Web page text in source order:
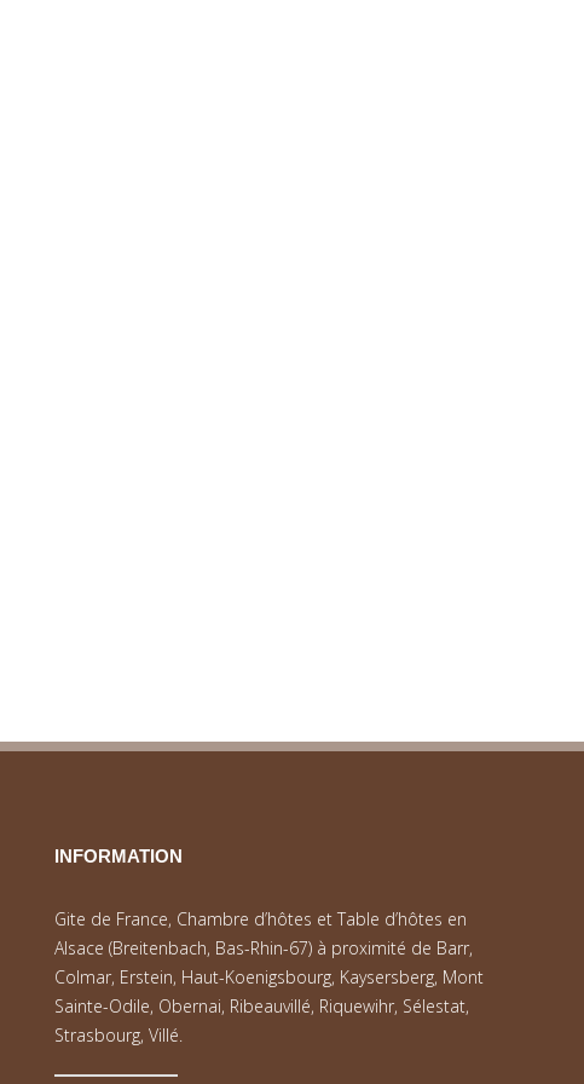
INFORMATION
Gite de France, Chambre d’hôtes et Table d’hôtes en
Alsace (Breitenbach, Bas-Rhin-67) à proximité de Barr,
Colmar, Erstein, Haut-Koenigsbourg, Kaysersberg, Mont
Sainte-Odile, Obernai, Ribeauvillé, Riquewihr, Sélestat,
Strasbourg, Villé.